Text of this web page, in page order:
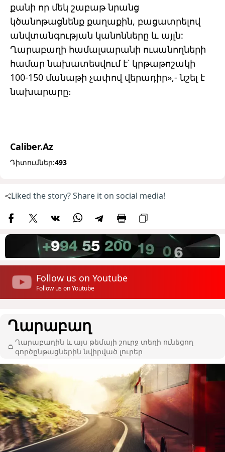
քանի որ մեկ շաբաթ նրանց
կծանոթացնենք քաղաքին, բացատրելով
անվտանգության կանոնները և այլն:
Ղարաբաղի համալսարանի ուսանողների
համար նախատեսվում է՝ կրթաթոշակի
100-150 մանաթի չափով վերադիր»,- նշել է
նախարարը։
Caliber.Az
Դիտումներ:493
Liked the story? Share it on social media!
Follow us on Youtube
Follow us on Youtube
Ղարաբաղ
Ղարաբաղին և այս թեմայի շուրջ տեղի ունեցող
գործընթացներին նվիրված լուրեր